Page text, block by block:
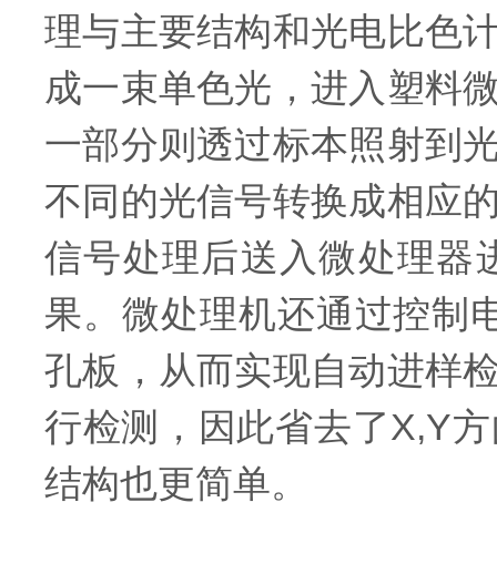
理与主要结构和光电比色
成一束单色光，进入塑料
一部分则透过标本照射到
不同的光信号转换成相应
信号处理后送入微处理器
果。微处理机还通过控制
孔板，从而实现自动进样
行检测，因此省去了X,Y
结构也更简单。